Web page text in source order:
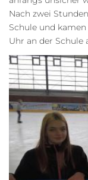
Nach zwei
Schule und
Uhr an der Schule